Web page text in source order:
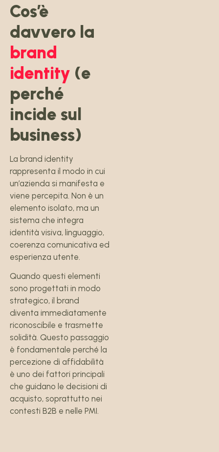
Cos’è
davvero la
brand
identity (e
perché
incide sul
business)
La brand identity
rappresenta il modo in cui
un’azienda si manifesta e
viene percepita. Non è un
elemento isolato, ma un
sistema che integra
identità visiva, linguaggio,
coerenza comunicativa ed
esperienza utente.
Quando questi elementi
sono progettati in modo
strategico, il brand
diventa immediatamente
riconoscibile e trasmette
solidità. Questo passaggio
è fondamentale perché la
percezione di affidabilità
è uno dei fattori principali
che guidano le decisioni di
acquisto, soprattutto nei
contesti B2B e nelle PMI.